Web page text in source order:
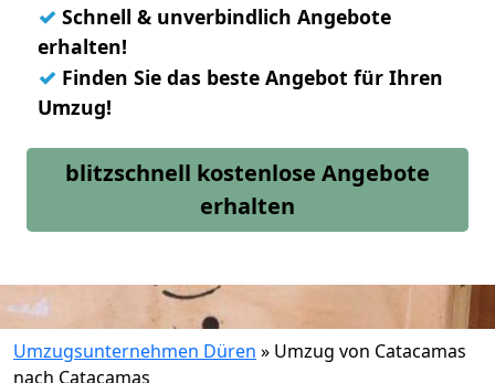
✓ Schnell & unverbindlich Angebote
erhalten!
✓ Finden Sie das beste Angebot für Ihren
Umzug!
blitzschnell kostenlose Angebote
erhalten
Umzugsunternehmen Düren » Umzug von Catacamas
nach Catacamas